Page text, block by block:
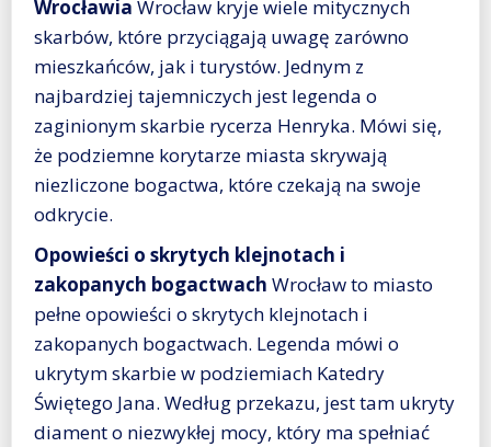
Wrocławia Wrocław kryje wiele mitycznych
skarbów, które przyciągają uwagę zarówno
mieszkańców, jak i turystów. Jednym z
najbardziej tajemniczych jest legenda o
zaginionym skarbie rycerza Henryka. Mówi się,
że podziemne korytarze miasta skrywają
niezliczone bogactwa, które czekają na swoje
odkrycie.
Opowieści o skrytych klejnotach i
zakopanych bogactwach Wrocław to miasto
pełne opowieści o skrytych klejnotach i
zakopanych bogactwach. Legenda mówi o
ukrytym skarbie w podziemiach Katedry
Świętego Jana. Według przekazu, jest tam ukryty
diament o niezwykłej mocy, który ma spełniać